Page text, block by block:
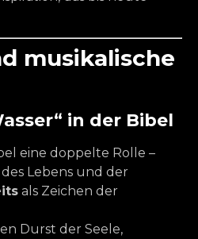
musikalische
in der Bibel
eine doppelte Rolle –
Lebens und der
als Zeichen der
Durst der Seele,